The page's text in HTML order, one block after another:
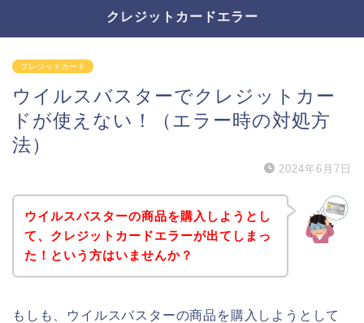
クレジットカードエラー
クレジットカード
ウイルスバスターでクレジットカー
ドが使えない！（エラー時の対処方
法）
2024年6月7日
ウイルスバスターの商品を購入しようとし
て、クレジットカードエラーが出てしまっ
た！という方はいませんか？
もしも、ウイルスバスターの商品を購入しようとして